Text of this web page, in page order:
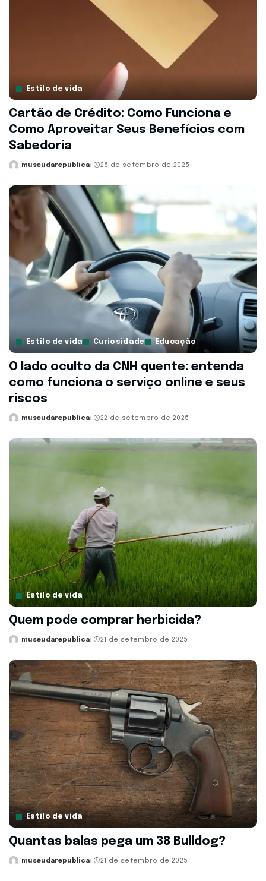
Estilo de vida
Cartão de Crédito: Como Funciona e
Como Aproveitar Seus Benefícios com
Sabedoria
Posted
museudarepublica 26 de setembro de 2025
Estilo de vida Curiosidade Educação
O lado oculto da CNH quente: entenda
como funciona o serviço online e seus
riscos
Posted
museudarepublica 22 de setembro de 2025
Estilo de vida
Quem pode comprar herbicida?
Posted
museudarepublica 21 de setembro de 2025
Estilo de vida
Quantas balas pega um 38 Bulldog?
Posted
museudarepublica 21 de setembro de 2025